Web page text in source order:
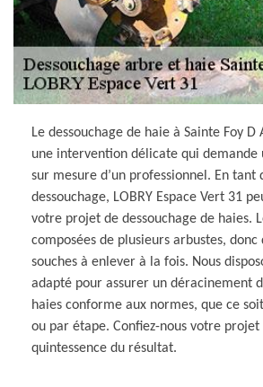
Le dessouchage de haie à Sainte Foy
une intervention délicate qui demande
sur mesure d’un professionnel. En tant
dessouchage, LOBRY Espace Vert 31
votre projet de dessouchage de haies.
composées de plusieurs arbustes, donc
souches à enlever à la fois. Nous
adapté pour assurer un déracinement
haies conforme aux normes, que ce
ou par étape. Confiez-nous votre projet
quintessence du résultat.